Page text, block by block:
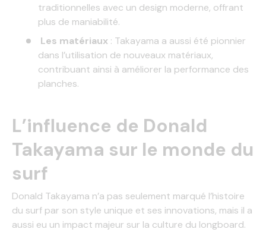
traditionnelles avec un design moderne, offrant
plus de maniabilité.
Les matériaux : Takayama a aussi été pionnier
dans l’utilisation de nouveaux matériaux,
contribuant ainsi à améliorer la performance des
planches.
L’influence de Donald
Takayama sur le monde du
surf
Donald Takayama n’a pas seulement marqué l’histoire
du surf par son style unique et ses innovations, mais il a
aussi eu un impact majeur sur la culture du longboard.